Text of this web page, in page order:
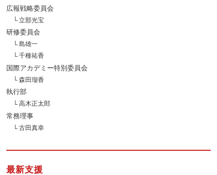
広報戦略委員会
立部光宝
研修委員会
島雄一
千種祐香
国際アカデミー特別委員会
森田瑠香
執行部
高木正太郎
常務理事
古田真幸
最新支援